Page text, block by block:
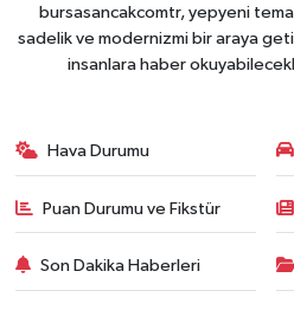
bursasancakcomtr, yepyeni
sadelik ve modernizmi bir araya
insanlara haber
Hava Durumu
Puan Durumu ve Fikstür
Son Dakika Haberleri